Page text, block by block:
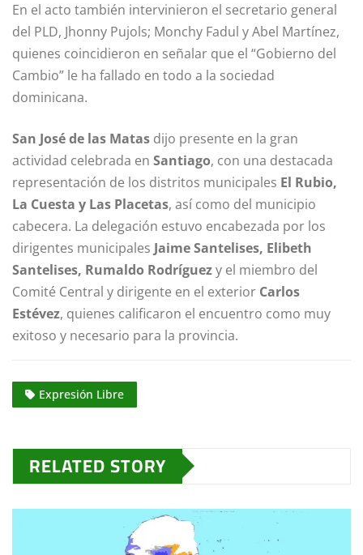
En el acto también intervinieron el secretario general
del PLD, Jhonny Pujols; Monchy Fadul y Abel Martínez,
quienes coincidieron en señalar que el “Gobierno del
Cambio” le ha fallado en todo a la sociedad
dominicana.
San José de las Matas dijo presente en la gran
actividad celebrada en Santiago, con una destacada
representación de los distritos municipales El Rubio,
La Cuesta y Las Placetas, así como del municipio
cabecera. La delegación estuvo encabezada por los
dirigentes municipales Jaime Santelises, Elibeth
Santelises, Rumaldo Rodríguezy el miembro del
Comité Central y dirigente en el exterior Carlos
Estévez, quienes calificaron el encuentro como muy
exitoso y necesario para la provincia.
Expresión Libre
RELATED STORY